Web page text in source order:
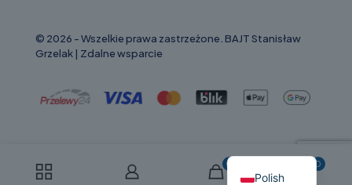
© 2026 - Wszelkie prawa zastrzeżone. BAJT Stanisław
Grzelak | Zdalne wsparcie
0 0
Polish